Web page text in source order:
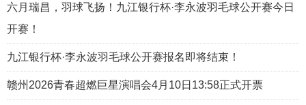
六月瑞昌，羽球飞扬！九江银行杯·李永波羽毛球公开赛今日
开赛！
九江银行杯·李永波羽毛球公开赛报名即将结束！
赣州2026青春超燃巨星演唱会4月10日13:58正式开票